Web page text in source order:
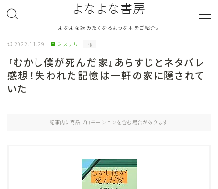
よなよな書房
よなよな読みたくなるような本をご紹介。
ジャンル Genre
ランキング
作者別おすすめ Author
読書をより楽しむ Good Reading
2022.11.29 ミステリ PR
『むかし僕が死んだ家』あらすじとネタバレ
感想！失われた記憶は一軒の家に隠されて
いた
記事内に商品プロモーションを含む場合があります